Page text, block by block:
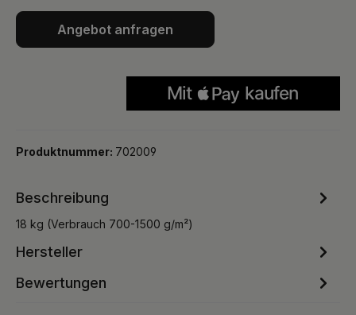
Angebot anfragen
Produktnummer: 702009
Beschreibung
18 kg (Verbrauch 700-1500 g/m²)
Hersteller
Bewertungen